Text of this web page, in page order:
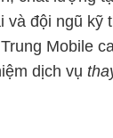
và đội ngũ kỹ
Mobile
dịch vụ